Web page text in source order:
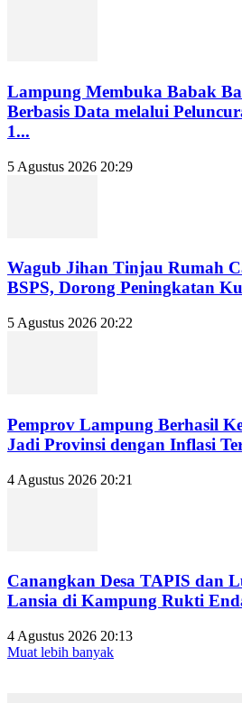
Lampung Membuka Babak
Berbasis Data melalui
1...
5 Agustus 2026 20:29
Wagub Jihan Tinjau Rumah
BSPS, Dorong Peningkatan
5 Agustus 2026 20:22
Pemprov Lampung Berhasil
Jadi Provinsi dengan Inflasi
4 Agustus 2026 20:21
Canangkan Desa TAPIS dan
Lansia di Kampung Rukti
4 Agustus 2026 20:13
Muat lebih banyak